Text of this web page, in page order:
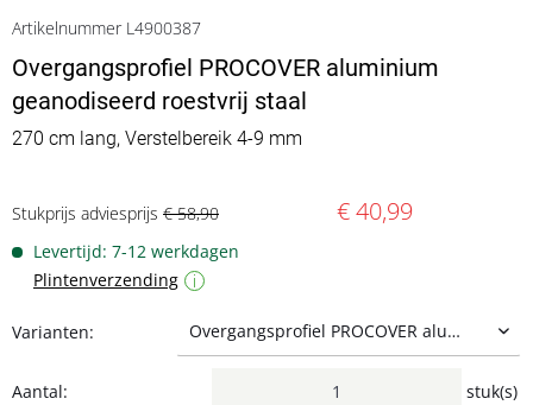
Artikelnummer L4900387
Overgangsprofiel PROCOVER aluminium
geanodiseerd roestvrij staal
270 cm lang, Verstelbereik 4-9 mm
Stukprijs adviesprijs € 58,90 € 40,99
Levertijd: 7-12 werkdagen
Plintenverzending
i
Varianten:
Aantal: stuk(s)